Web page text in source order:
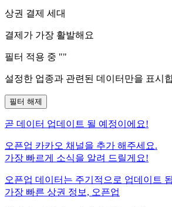
상권 결제 세대
결제가 가장 활발해요
필터 적용 중 ""
설정한 업종과 관련된 데이터만을 표시
필터 해제
곧 데이터 업데이트 될 예정이에요!
오픈업 카카오 채널을 추가 해주세요.
가장 빠르게 소식을 알려 드릴게요!
오픈업 데이터는 주기적으로 업데이트
가장 빠른 상권 정보, 오픈업